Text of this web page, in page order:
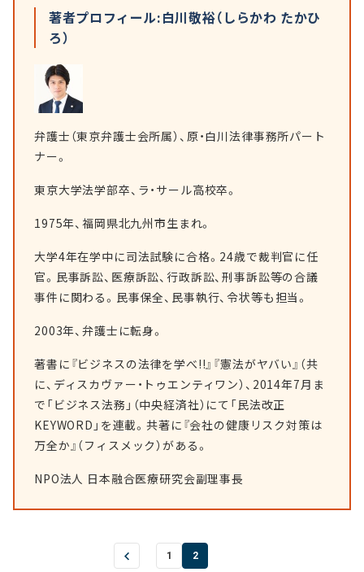
著者プロフィール:白川敬裕（しらかわ たかひ
ろ）
弁護士（東京弁護士会所属）、原・白川法律事務所パート
ナー。
東京大学法学部卒、ラ・サール高校卒。
1975年、福岡県北九州市生まれ。
大学4年在学中に司法試験に合格。24歳で裁判官に任
官。民事訴訟、医療訴訟、行政訴訟、刑事訴訟等の合議
事件に関わる。民事保全、民事執行、令状等も担当。
2003年、弁護士に転身。
著書に『ビジネスの法律を学べ!!』『憲法がヤバい』（共
に、ディスカヴァー・トゥエンティワン）、2014年7月ま
で「ビジネス法務」（中央経済社）にて「民法改正
KEYWORD」を連載。共著に『会社の健康リスク対策は
万全か』（フィスメック）がある。
NPO法人 日本融合医療研究会副理事長
1 2